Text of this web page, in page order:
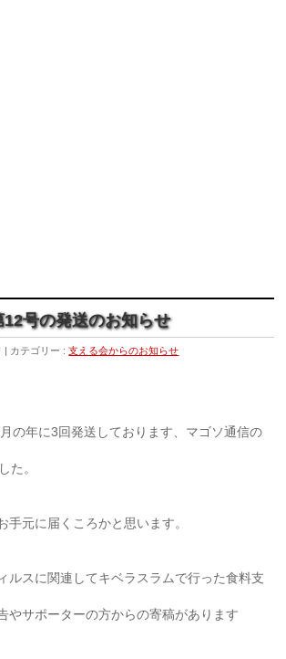
号の発送のお知らせ
カテゴリー :支える会からのお知らせ
の年に3回発送しております、マゴソ通信の
た。
手元に届くころかと思います。
ルスに関連してキベラスラムで行った食料支
やサポーターの方からの寄稿があります